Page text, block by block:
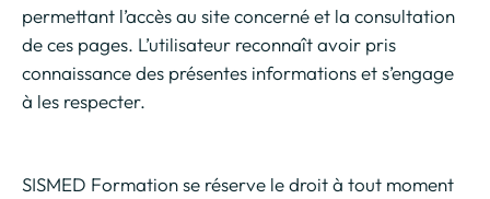
permettant l’accès au site concerné et la consultation
de ces pages. L’utilisateur reconnaît avoir pris
connaissance des présentes informations et s’engage
à les respecter.
SISMED Formation se réserve le droit à tout moment